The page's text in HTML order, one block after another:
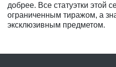
добрее. Все статуэтки этой
ограниченным тиражом, а
эксклюзивным предметом.